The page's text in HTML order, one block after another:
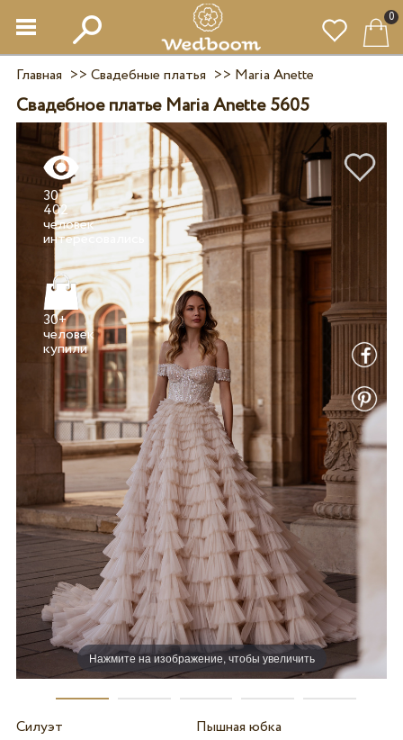
0
Главная >> Свадебные платья >> Maria Anette
Свадебное платье Maria Anette 5605
Нажмите на изображение, чтобы увеличить
30
402
человек
30+
человек
купили
Силуэт
Пышная юбка